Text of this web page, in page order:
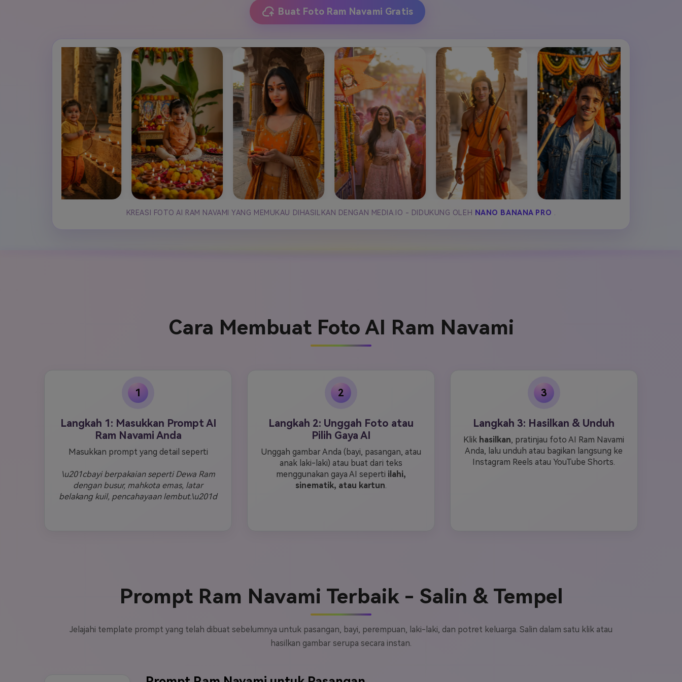
Vidu Runway
Buat Foto Ram Navami Gratis
KREASI FOTO AI RAM NAVAMI YANG MEMUKAU DIHASILKAN DENGAN MEDIA.IO - DIDUKUNG OLEH NANO BANANA PRO
Cara Membuat Foto AI Ram Navami
1
Langkah 1: Masukkan Prompt AI
Ram Navami Anda
Masukkan prompt yang detail seperti
\u201cbayi berpakaian seperti Dewa Ram
dengan busur, mahkota emas, latar
belakang kuil, pencahayaan lembut.\u201d
2
Langkah 2: Unggah Foto atau
Pilih Gaya AI
Unggah gambar Anda (bayi, pasangan, atau
anak laki-laki) atau buat dari teks
menggunakan gaya AI seperti ilahi,
sinematik, atau kartun.
3
Langkah 3: Hasilkan & Unduh
Klik hasilkan, pratinjau foto AI Ram Navami
Anda, lalu unduh atau bagikan langsung ke
Instagram Reels atau YouTube Shorts.
Prompt Ram Navami Terbaik - Salin & Tempel
Jelajahi template prompt yang telah dibuat sebelumnya untuk pasangan, bayi, perempuan, laki-laki, dan potret keluarga. Salin dalam satu klik atau
hasilkan gambar serupa secara instan.